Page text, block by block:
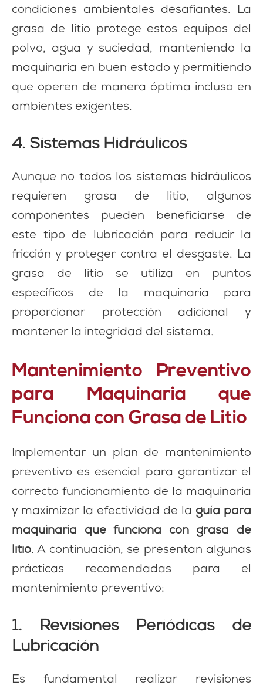
condiciones ambientales desafiantes. La
grasa de litio protege estos equipos del
polvo, agua y suciedad, manteniendo la
maquinaria en buen estado y permitiendo
que operen de manera óptima incluso en
ambientes exigentes.
4. Sistemas Hidráulicos
Aunque no todos los sistemas hidráulicos
requieren grasa de litio, algunos
componentes pueden beneficiarse de
este tipo de lubricación para reducir la
fricción y proteger contra el desgaste. La
grasa de litio se utiliza en puntos
específicos de la maquinaria para
proporcionar protección adicional y
mantener la integridad del sistema.
Mantenimiento Preventivo
para Maquinaria que
Funciona con Grasa de Litio
Implementar un plan de mantenimiento
preventivo es esencial para garantizar el
correcto funcionamiento de la maquinaria
y maximizar la efectividad de la guía para
maquinaria que funciona con grasa de
litio. A continuación, se presentan algunas
prácticas recomendadas para el
mantenimiento preventivo:
1. Revisiones Periódicas de
Lubricación
Es fundamental realizar revisiones